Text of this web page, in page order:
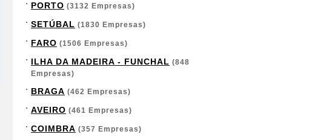
PORTO (3132 Empresas)
SETÚBAL (1830 Empresas)
FARO (1506 Empresas)
ILHA DA MADEIRA - FUNCHAL (848
Empresas)
BRAGA (462 Empresas)
AVEIRO (461 Empresas)
COIMBRA (357 Empresas)